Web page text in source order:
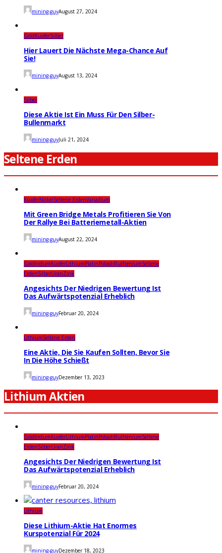
mining-guyAugust 27, 2024
GoldKupferSilber
Hier Lauert Die Nächste Mega-Chance Auf
Sie!
mining-guyAugust 13, 2024
Silber
Diese Aktie Ist Ein Muss Für Den Silber-
Bullenmarkt
mining-guyJuli 21, 2024
Seltene Erden
KupferNickelSeltene ErdenVanadium
Mit Green Bridge Metals Profitieren Sie Von
Der Rallye Bei Batteriemetall-Aktien
mining-guyAugust 22, 2024
GoldIridumKupferLithiumPlatinPotashRutheniumSeltene
ErdenSilberUranZink
Angesichts Der Niedrigen Bewertung Ist
Das Aufwärtspotenzial Erheblich
mining-guyFebruar 20, 2024
LithiumSeltene Erden
Eine Aktie, Die Sie Kaufen Sollten, Bevor Sie
In Die Höhe Schießt
mining-guyDezember 13, 2023
Lithium Aktien
GoldIridumKupferLithiumPlatinPotashRutheniumSeltene
ErdenSilberUranZink
Angesichts Der Niedrigen Bewertung Ist
Das Aufwärtspotenzial Erheblich
mining-guyFebruar 20, 2024
Lithium
Diese Lithium-Aktie Hat Enormes
Kurspotenzial Für 2024
mining-guyDezember 18, 2023